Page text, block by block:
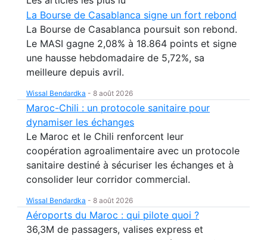
La Bourse de Casablanca signe un fort rebond
La Bourse de Casablanca poursuit son rebond.
Le MASI gagne 2,08% à 18.864 points et signe
une hausse hebdomadaire de 5,72%, sa
meilleure depuis avril.
Wissal Bendardka - 8 août 2026
Maroc-Chili : un protocole sanitaire pour
dynamiser les échanges
Le Maroc et le Chili renforcent leur
coopération agroalimentaire avec un protocole
sanitaire destiné à sécuriser les échanges et à
consolider leur corridor commercial.
Wissal Bendardka - 8 août 2026
Aéroports du Maroc : qui pilote quoi ?
36,3M de passagers, valises express et